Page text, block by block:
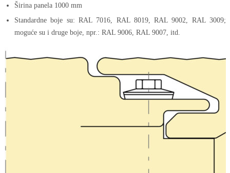
Širina panela 1000 mm
Standardne boje su: RAL 7016, RAL 8019, RAL 9002, RAL 3009;
moguće su i druge boje, npr.: RAL 9006, RAL 9007, itd.